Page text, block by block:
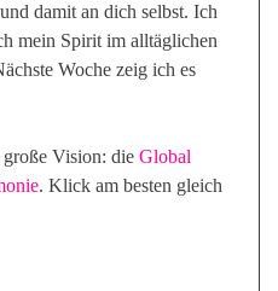
damit an dich selbst. Ich
mein Spirit im alltäglichen
Woche zeig ich es
Vision: die Global
. Klick am besten gleich